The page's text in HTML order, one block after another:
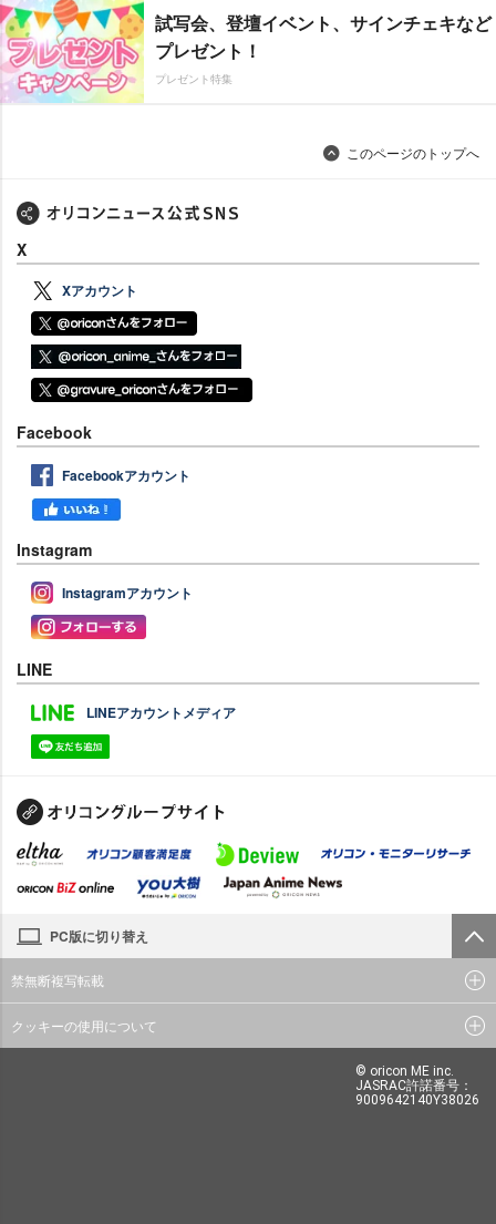
試写会、登壇イベント、サインチェキなど
プレゼント！
プレゼント特集
このページのトップへ
X
Xアカウント
Facebook
Facebookアカウント
Instagram
Instagramアカウント
LINE
LINEアカウントメディア
PC版に切り替え
禁無断複写転載
クッキーの使用について
© oricon ME inc.
JASRAC許諾番号：
9009642140Y38026